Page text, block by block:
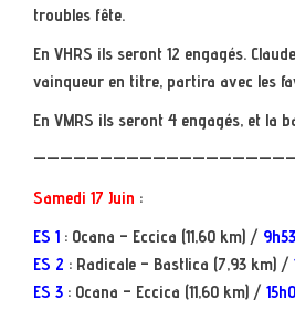
troubles fête.
En VHRS ils seront 12 engagés.
vainqueur en titre, partira avec les
En VMRS ils seront 4 engagés, et la
Samedi 17 Juin :
ES 1 : Ocana – Eccica (11,60 km) / 9h53
ES 2 : Radicale – Bastlica (7,93 km) /
ES 3 : Ocana – Eccica (11,60 km) /